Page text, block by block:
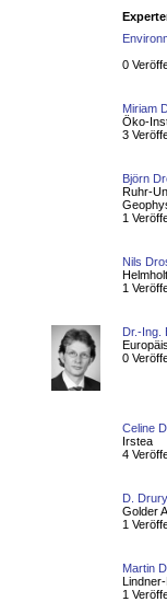
0
Miriam
Öko-
3
Björn
Ruhr-
1
Nils
1
Dr.-Ing.
0
Celine
Irstea
4
D. Drury
Golder
1
Martin
1